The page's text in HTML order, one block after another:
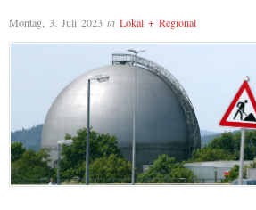
Montag, 3. Juli 2023 in Lokal + Regional